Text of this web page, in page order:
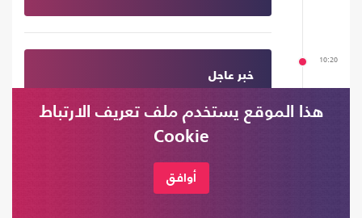
10:20
خبر عاجل
مجمع ناصر الطبي: شهيدان
بنيران مسيرة إسرائيلية غربي
مدينة خان يونس في جنوب
قطاع غزة
هذا الموقع يستخدم ملف تعريف الارتباط
Cookie
أوافق